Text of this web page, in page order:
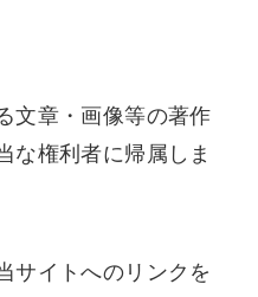
文章・画像等の著作
な権利者に帰属しま
サイトへのリンクを